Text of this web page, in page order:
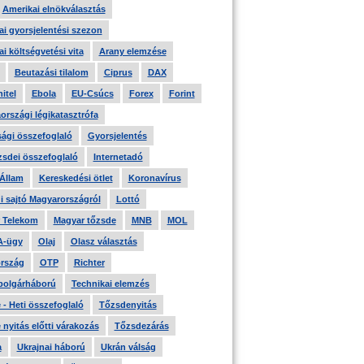
Amerikai elnökválasztás
gyorsjelentési szezon
költségvetési vita Arany elemzése
Beutazási tilalom Ciprus DAX
Ebola EU-Csúcs Forex Forint
légikatasztrófa
összefoglaló Gyorsjelentés
összefoglaló Internetadó
Kereskedési ötlet Koronavírus
sajtó Magyarországról Lottó
Telekom Magyar tőzsde MNB MOL
ügy Olaj Olasz választás
OTP Richter
Technikai elemzés
- Heti összefoglaló Tőzsdenyitás
nyitás előtti várakozás Tőzsdezárás
Ukrajnai háború Ukrán válság